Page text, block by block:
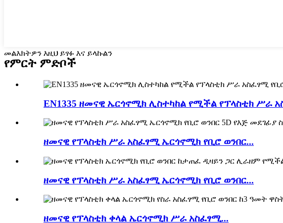
መልእክትዎን እዚህ ይፃፉ እና ይላኩልን
የምርት ምድቦች
EN1335 ዘመናዊ ኤርጎኖሚክ ሊስተካከል የሚችል የፕላስቲክ ሥራ
ዘመናዊ የፕላስቲክ ሥራ አስፈፃሚ ኤርጎኖሚክ የቢሮ ወንበር...
ዘመናዊ የፕላስቲክ ሥራ አስፈፃሚ ኤርጎኖሚክ የቢሮ ወንበር...
ዘመናዊ የፕላስቲክ ቀላል ኤርጎኖሚክ ሥራ አስፈፃሚ...